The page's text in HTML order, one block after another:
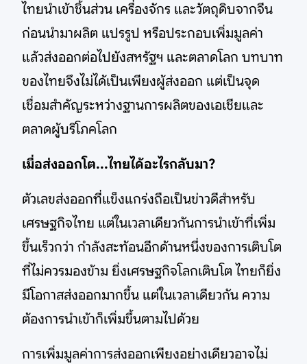
ไทยนำเข้าชิ้นส่วน เครื่องจักร และวัตถุดิบจากจีน
ก่อนนำมาผลิต แปรรูป หรือประกอบเพิ่มมูลค่า
แล้วส่งออกต่อไปยังสหรัฐฯ และตลาดโลก บทบาท
ของไทยจึงไม่ได้เป็นเพียงผู้ส่งออก แต่เป็นจุด
เชื่อมสำคัญระหว่างฐานการผลิตของเอเชียและ
ตลาดผู้บริโภคโลก
เมื่อส่งออกโต...ไทยได้อะไรกลับมา?
ตัวเลขส่งออกที่แข็งแกร่งถือเป็นข่าวดีสำหรับ
เศรษฐกิจไทย แต่ในเวลาเดียวกันการนำเข้าที่เพิ่ม
ขึ้นเร็วกว่า กำลังสะท้อนอีกด้านหนึ่งของการเติบโต
ที่ไม่ควรมองข้าม ยิ่งเศรษฐกิจโลกเติบโต ไทยก็ยิ่ง
มีโอกาสส่งออกมากขึ้น แต่ในเวลาเดียวกัน ความ
ต้องการนำเข้าก็เพิ่มขึ้นตามไปด้วย
การเพิ่มมูลค่าการส่งออกเพียงอย่างเดียวอาจไม่